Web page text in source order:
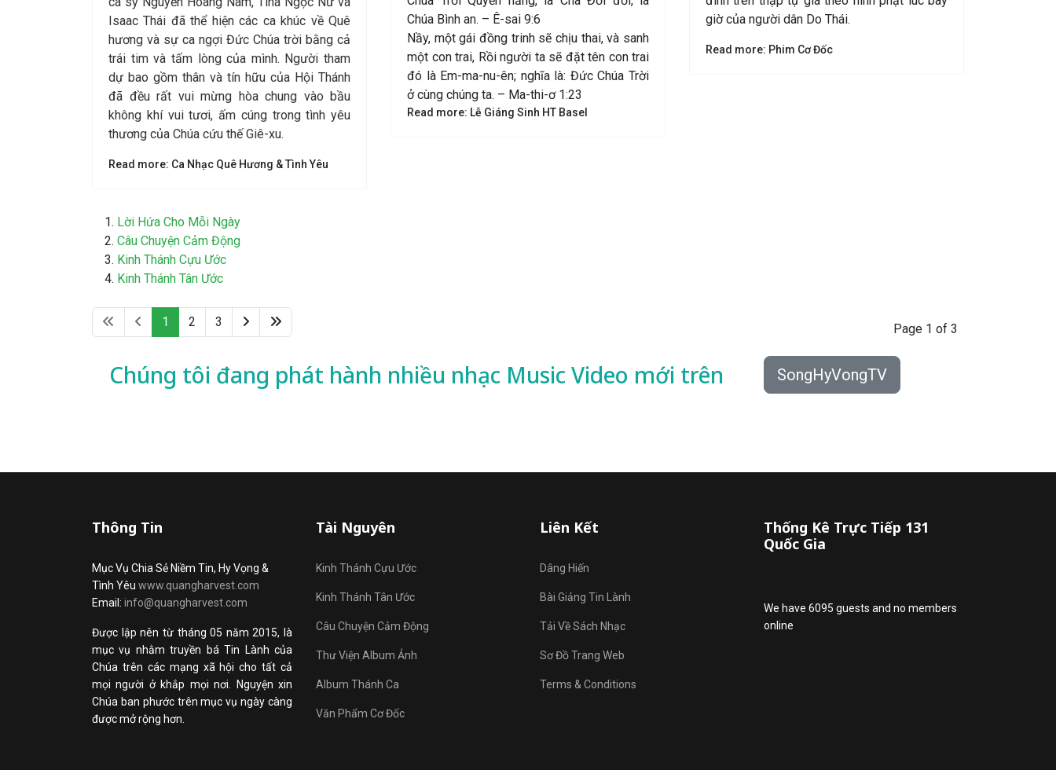
Isaac Thái đã thể hiện các ca khúc về Quê
hương và sự ca ngợi Đức Chúa trời bằng cả
trái tim và tấm lòng của mình. Người tham
dự bao gồm thân và tín hữu của Hội Thánh
đã đều rất vui mừng hòa chung vào bầu
không khí vui tươi, ấm cúng trong tình yêu
thương của Chúa cứu thế Giê-xu.
Read more: Ca Nhạc Quê Hương & Tình Yêu
Chúa Bình an. – Ê-sai 9:6
Nầy, một gái đồng trinh sẽ chịu thai, và sanh
một con trai, Rồi người ta sẽ đặt tên con trai
đó là Em-ma-nu-ên; nghĩa là: Đức Chúa Trời
ở cùng chúng ta. – Ma-thi-ơ 1:23
Read more: Lễ Giáng Sinh HT Basel
giờ của người dân Do Thái.
Read more: Phim Cơ Đốc
Lời Hứa Cho Mỗi Ngày
Câu Chuyện Cảm Động
Kinh Thánh Cựu Ước
Kinh Thánh Tân Ước
Page 1 of 3
1 2 3
Chúng tôi đang phát hành nhiều nhạc Music Video mới trên SongHyVongTV
Thông Tin
Mục Vụ Chia Sẻ Niềm Tin, Hy Vọng &
Tình Yêu www.quangharvest.com
Email: info@quangharvest.com
Được lập nên từ tháng 05 năm 2015, là
mục vụ nhằm truyền bá Tin Lành của
Chúa trên các mạng xã hội cho tất cả
mọi người ở khắp mọi nơi. Nguyện xin
Chúa ban phước trên mục vụ ngày càng
được mở rộng hơn.
Tài Nguyên
Kinh Thánh Cựu Ước
Kinh Thánh Tân Ước
Câu Chuyện Cảm Động
Thư Viện Album Ảnh
Album Thánh Ca
Văn Phẩm Cơ Đốc
Liên Kết
Dâng Hiến
Bài Giảng Tin Lành
Tải Về Sách Nhạc
Sơ Đồ Trang Web
Terms & Conditions
Thống Kê Trực Tiếp 131
Quốc Gia
We have 6095 guests and no members
online